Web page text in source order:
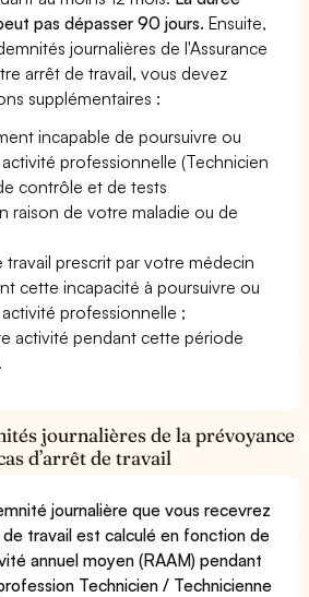
pas dépasser 90 jours. Ensuite,
journalières de l'Assurance
arrêt de travail, vous devez
supplémentaires :
incapable de poursuivre ou
professionnelle (Technicien
contrôle et de tests
raison de votre maladie ou de
travail prescrit par votre médecin
cette incapacité à poursuivre ou
professionnelle ;
activité pendant cette période
journalières de la prévoyance
d’arrêt de travail
journalière que vous recevrez
travail est calculé en fonction de
annuel moyen (RAAM) pendant
Technicien / Technicienne